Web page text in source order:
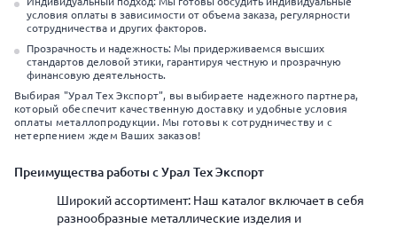
условия оплаты в зависимости от объема заказа, регулярности
сотрудничества и других факторов.
Прозрачность и надежность: Мы придерживаемся высших
стандартов деловой этики, гарантируя честную и прозрачную
финансовую деятельность.
Выбирая "Урал Тех Экспорт", вы выбираете надежного партнера,
который обеспечит качественную доставку и удобные условия
оплаты металлопродукции. Мы готовы к сотрудничеству и с
нетерпением ждем Ваших заказов!
Преимущества работы с Урал Тех Экспорт
Широкий ассортимент: Наш каталог включает в себя
разнообразные металлические изделия и